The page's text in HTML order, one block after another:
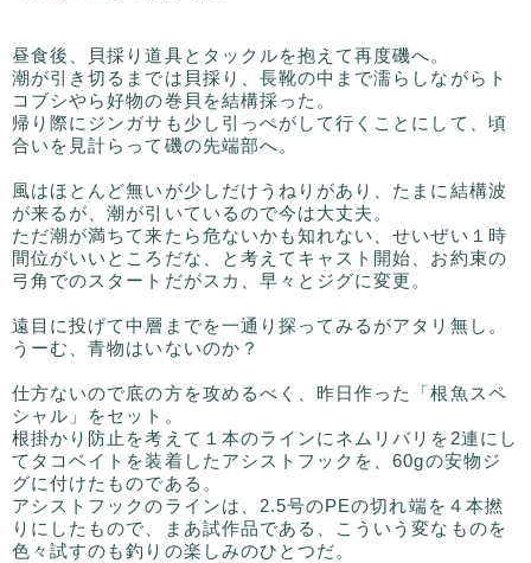
昼食後、貝採り道具とタックルを抱えて再度磯へ。
潮が引き切るまでは貝採り、長靴の中まで濡らしながらト
コブシやら好物の巻貝を結構採った。
帰り際にジンガサも少し引っぺがして行くことにして、頃
合いを見計らって磯の先端部へ。
風はほとんど無いが少しだけうねりがあり、たまに結構波
が来るが、潮が引いているので今は大丈夫。
ただ潮が満ちて来たら危ないかも知れない、せいぜい１時
間位がいいところだな、と考えてキャスト開始、お約束の
弓角でのスタートだがスカ、早々とジグに変更。
遠目に投げて中層までを一通り探ってみるがアタリ無し。
うーむ、青物はいないのか？
仕方ないので底の方を攻めるべく、昨日作った「根魚スペ
シャル」をセット。
根掛かり防止を考えて１本のラインにネムリバリを2連にし
てタコベイトを装着したアシストフックを、60gの安物ジ
グに付けたものである。
アシストフックのラインは、2.5号のPEの切れ端を４本撚
りにしたもので、まあ試作品である、こういう変なものを
色々試すのも釣りの楽しみのひとつだ。